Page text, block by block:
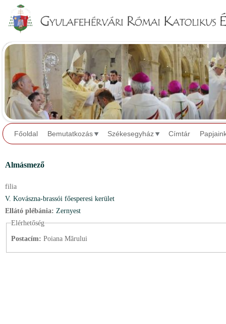
Főoldal Bemutatkozás Székesegyház Címtár
Almásmező
filia
V. Kovászna-brassói főesperesi kerület
Ellátó plébánia: Zernyest
Elérhetőség
Postacím: Poiana Mărului